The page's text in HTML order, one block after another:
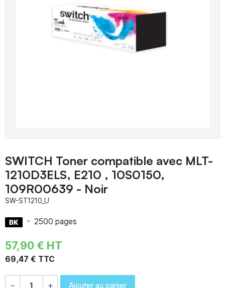
SWITCH Toner compatible avec MLT-
1210D3ELS, E210 , 10S0150,
109R00639 - Noir
SW-ST1210_U
- 2500 pages
57,90 € HT
69,47 € TTC
− + Ajouter au panier